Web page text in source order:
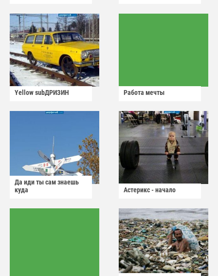
Yellow subДРИЗИН Работа мечты
Да иди ты сам знаешь
куда
Астерикс - начало